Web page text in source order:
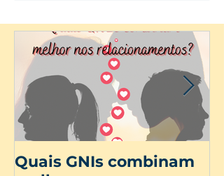
Quais GNIs combinam